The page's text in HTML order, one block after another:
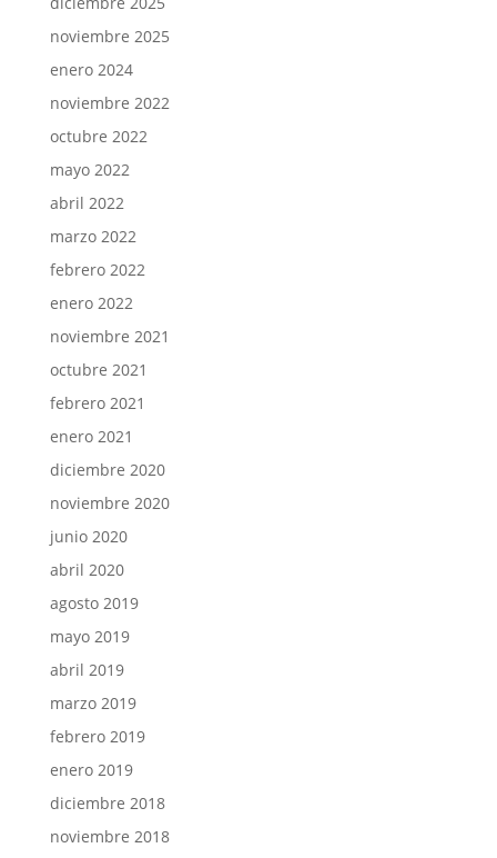
noviembre 2025
enero 2024
noviembre 2022
octubre 2022
mayo 2022
abril 2022
marzo 2022
febrero 2022
enero 2022
noviembre 2021
octubre 2021
febrero 2021
enero 2021
diciembre 2020
noviembre 2020
junio 2020
abril 2020
agosto 2019
mayo 2019
abril 2019
marzo 2019
febrero 2019
enero 2019
diciembre 2018
noviembre 2018